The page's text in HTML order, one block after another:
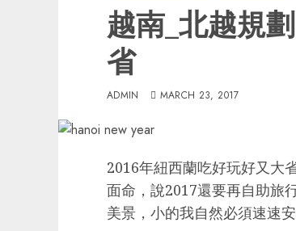
越南_北越規
省
ADMIN MARCH 23, 2017
2016年紐西蘭吃好玩好又大
面命，說2017還要再自助旅
美景，小的我自然必須速速安